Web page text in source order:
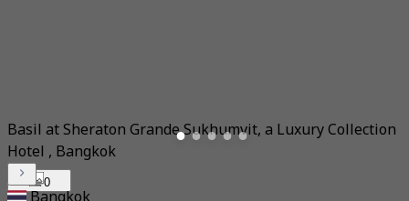
0
Basil at Sheraton Grande Sukhumvit, a Luxury Collection
Hotel , Bangkok